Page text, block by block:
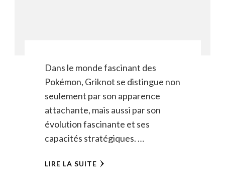
Dans le monde fascinant des
Pokémon, Griknot se distingue non
seulement par son apparence
attachante, mais aussi par son
évolution fascinante et ses
capacités stratégiques. …
LIRE LA SUITE